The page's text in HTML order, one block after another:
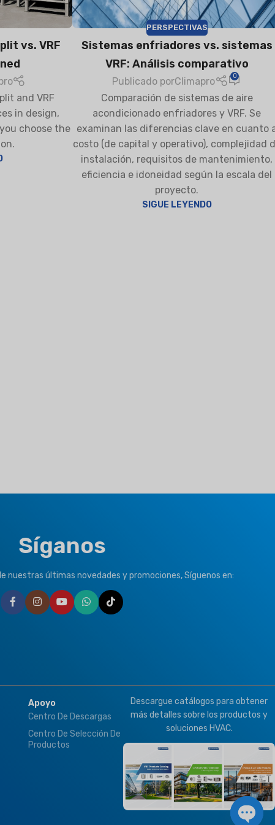
vs. VRF
and VRF
in design,
choose the
PERSPECTIVAS
Sistemas enfriadores vs. sistemas
VRF: Análisis comparativo
Publicado porClimapro 0
Comparación de sistemas de aire
acondicionado enfriadores y VRF. Se
examinan las diferencias clave en cuanto
costo (de capital y operativo), complejidad
instalación, requisitos de mantenimiento,
eficiencia e idoneidad según la escala del
proyecto.
SIGUE LEYENDO
Síganos
nuestras últimas novedades y promociones, Síguenos en:
Apoyo
Centro De Descargas
Centro De Selección De
Productos
Descargue catálogos para obtener
más detalles sobre los productos y
soluciones HVAC.